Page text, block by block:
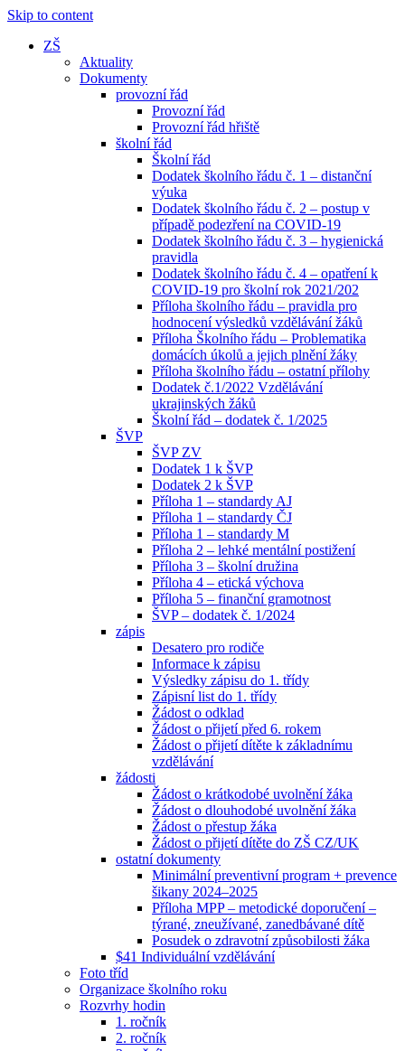
Skip to content
ZŠ
Aktuality
Dokumenty
provozní řád
Provozní řád
Provozní řád hřiště
školní řád
Školní řád
Dodatek školního řádu č. 1 – distanční
výuka
Dodatek školního řádu č. 2 – postup v
případě podezření na COVID-19
Dodatek školního řádu č. 3 – hygienická
pravidla
Dodatek školního řádu č. 4 – opatření k
COVID-19 pro školní rok 2021/202
Příloha školního řádu – pravidla pro
hodnocení výsledků vzdělávání žáků
Příloha Školního řádu – Problematika
domácích úkolů a jejich plnění žáky
Příloha školního řádu – ostatní přílohy
Dodatek č.1/2022 Vzdělávání
ukrajinských žáků
Školní řád – dodatek č. 1/2025
ŠVP
ŠVP ZV
Dodatek 1 k ŠVP
Dodatek 2 k ŠVP
Příloha 1 – standardy AJ
Příloha 1 – standardy ČJ
Příloha 1 – standardy M
Příloha 2 – lehké mentální postižení
Příloha 3 – školní družina
Příloha 4 – etická výchova
Příloha 5 – finanční gramotnost
ŠVP – dodatek č. 1/2024
zápis
Desatero pro rodiče
Informace k zápisu
Výsledky zápisu do 1. třídy
Zápisní list do 1. třídy
Žádost o odklad
Žádost o přijetí před 6. rokem
Žádost o přijetí dítěte k základnímu
vzdělávání
žádosti
Žádost o krátkodobé uvolnění žáka
Žádost o dlouhodobé uvolnění žáka
Žádost o přestup žáka
Žádost o přijetí dítěte do ZŠ CZ/UK
ostatní dokumenty
Minimální preventivní program + prevence
šikany 2024–2025
Příloha MPP – metodické doporučení –
týrané, zneužívané, zanedbávané dítě
Posudek o zdravotní způsobilosti žáka
$41 Individuální vzdělávání
Foto tříd
Organizace školního roku
Rozvrhy hodin
1. ročník
2. ročník